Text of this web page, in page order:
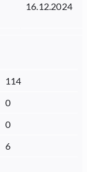
16.12.2024
114
0
0
6